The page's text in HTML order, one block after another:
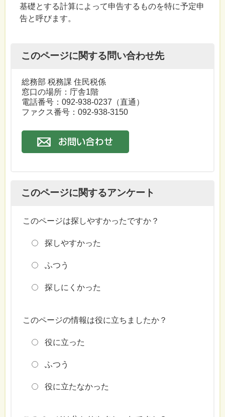
基礎とする計算によって申告するものを特に予定申
告と呼びます。
このページに関する問い合わせ先
総務部 税務課 住民税係
窓口の場所：庁舎1階
電話番号： 092-938-0237 （直通）
ファクス番号：092-938-3150
このページに関するアンケート
このページは探しやすかったですか？
探しやすかった
ふつう
探しにくかった
このページの情報は役に立ちましたか？
役に立った
ふつう
役に立たなかった